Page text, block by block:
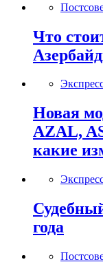
Что
Новая
AZAL,
какие
года